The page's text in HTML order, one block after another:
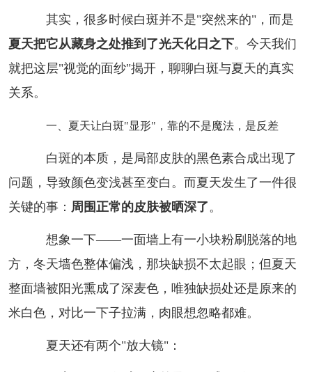
其实，很多时候白斑并不是"突然来的"，而是
夏天把它从藏身之处推到了光天化日之下。今天我们
就把这层"视觉的面纱"揭开，聊聊白斑与夏天的真实
关系。
一、夏天让白斑"显形"，靠的不是魔法，是反差
白斑的本质，是局部皮肤的黑色素合成出现了
问题，导致颜色变浅甚至变白。而夏天发生了一件很
关键的事： 周围正常的皮肤被晒深了 。
想象一下——一面墙上有一小块粉刷脱落的地
方，冬天墙色整体偏浅，那块缺损不太起眼；但夏天
整面墙被阳光熏成了深麦色，唯独缺损处还是原来的
米白色，对比一下子拉满，肉眼想忽略都难。
夏天还有两个"放大镜"：